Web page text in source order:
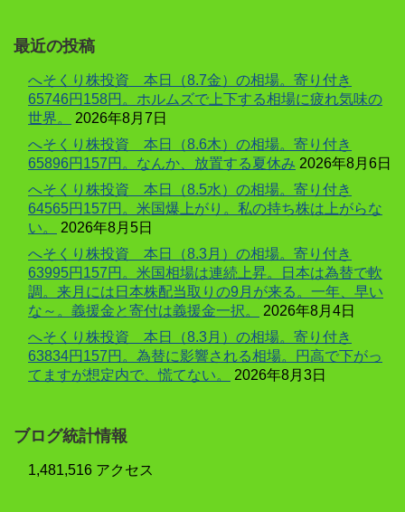
最近の投稿
へそくり株投資 本日（8.7金）の相場。寄り付き
65746円158円。ホルムズで上下する相場に疲れ気味の
世界。
2026年8月7日
へそくり株投資 本日（8.6木）の相場。寄り付き
65896円157円。なんか、放置する夏休み 2026年8月6日
へそくり株投資 本日（8.5水）の相場。寄り付き
64565円157円。米国爆上がり。私の持ち株は上がらな
い。
2026年8月5日
へそくり株投資 本日（8.3月）の相場。寄り付き
63995円157円。米国相場は連続上昇。日本は為替で軟
調。来月には日本株配当取りの9月が来る。一年、早い
な～。義援金と寄付は義援金一択。
2026年8月4日
へそくり株投資 本日（8.3月）の相場。寄り付き
63834円157円。為替に影響される相場。円高で下がっ
てますが想定内で、慌てない。
2026年8月3日
ブログ統計情報
1,481,516 アクセス